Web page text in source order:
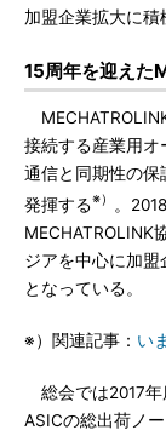
加盟企業拡大に積
15周年を迎えた
接続する産業用オ
通信と同期性の保
発揮する※）
。
MECHATROLINK
ジアを中心に加
となっている。
※）関連記事： い
総会では2017年
ASICの総出荷ノ